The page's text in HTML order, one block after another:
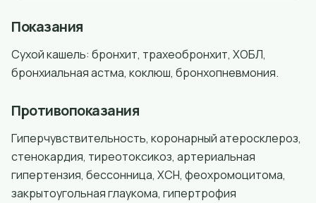
Показания
Сухой кашель: бронхит, трахеобронхит, ХОБЛ,
бронхиальная астма, коклюш, бронхопневмония.
Противопоказания
Гиперчувствительность, коронарный атеросклероз,
стенокардия, тиреотоксикоз, артериальная
гипертензия, бессонница, ХСН, феохромоцитома,
закрытоугольная глаукома, гипертрофия